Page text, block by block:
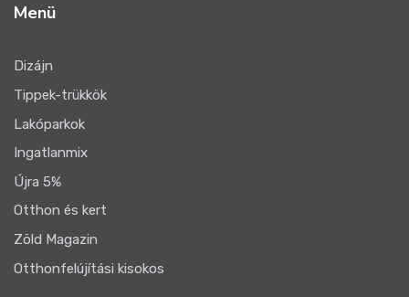
Menü
Dizájn
Tippek-trükkök
Lakóparkok
Ingatlanmix
Újra 5%
Otthon és kert
Zöld Magazin
Otthonfelújítási kisokos